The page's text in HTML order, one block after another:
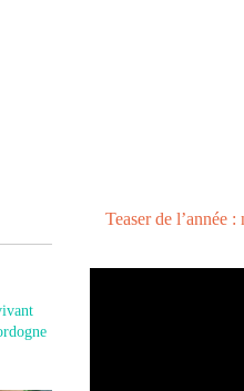
Teaser de l’année